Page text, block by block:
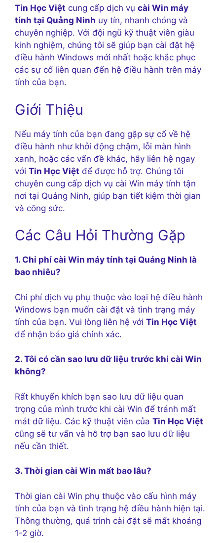
Tin Học Việt cung cấp dịch vụ cài Win máy
tính tại Quảng Ninh uy tín, nhanh chóng và
chuyên nghiệp. Với đội ngũ kỹ thuật viên giàu
kinh nghiệm, chúng tôi sẽ giúp bạn cài đặt hệ
điều hành Windows mới nhất hoặc khắc phục
các sự cố liên quan đến hệ điều hành trên máy
tính của bạn.
Giới Thiệu
Nếu máy tính của bạn đang gặp sự cố về hệ
điều hành như khởi động chậm, lỗi màn hình
xanh, hoặc các vấn đề khác, hãy liên hệ ngay
với Tin Học Việt để được hỗ trợ. Chúng tôi
chuyên cung cấp dịch vụ cài Win máy tính tận
nơi tại Quảng Ninh, giúp bạn tiết kiệm thời gian
và công sức.
Các Câu Hỏi Thường Gặp
1. Chi phí cài Win máy tính tại Quảng Ninh là
bao nhiêu?
Chi phí dịch vụ phụ thuộc vào loại hệ điều hành
Windows bạn muốn cài đặt và tình trạng máy
tính của bạn. Vui lòng liên hệ với Tin Học Việt
để nhận báo giá chính xác.
2. Tôi có cần sao lưu dữ liệu trước khi cài Win
không?
Rất khuyến khích bạn sao lưu dữ liệu quan
trọng của mình trước khi cài Win để tránh mất
mát dữ liệu. Các kỹ thuật viên của Tin Học Việt
cũng sẽ tư vấn và hỗ trợ bạn sao lưu dữ liệu
nếu cần thiết.
3. Thời gian cài Win mất bao lâu?
Thời gian cài Win phụ thuộc vào cấu hình máy
tính của bạn và tình trạng hệ điều hành hiện tại.
Thông thường, quá trình cài đặt sẽ mất khoảng
1-2 giờ.